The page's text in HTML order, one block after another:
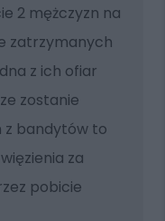
2 mężczyzn na
zatrzymanych
z ich ofiar
zostanie
z bandytów to
za
pobicie